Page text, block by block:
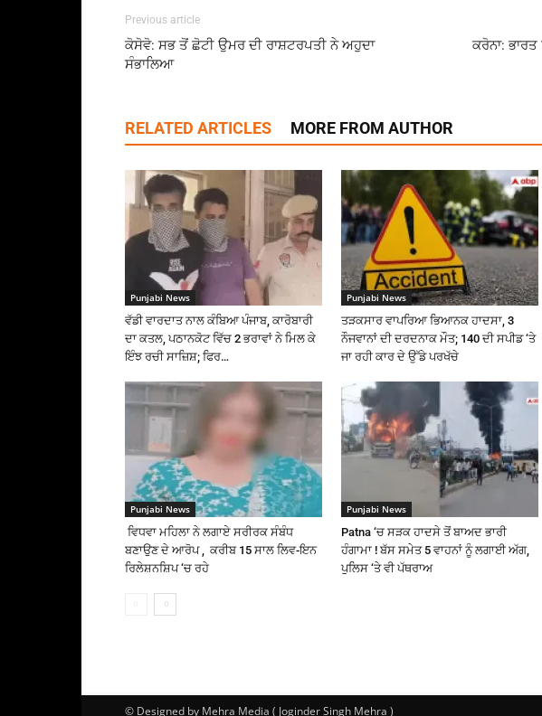
Previous article
ਕੋਸੋਵੋ: ਸਭ ਤੋਂ ਛੋਟੀ ਉਮਰ ਦੀ ਰਾਸ਼ਟਰਪਤੀ ਨੇ ਅਹੁਦਾ
ਸੰਭਾਲਿਆ
ਕਰੋਨਾ:
RELATED ARTICLES MORE FROM AUTHOR
Punjabi News
ਵੱਡੀ ਵਾਰਦਾਤ ਨਾਲ ਕੰਬਿਆ ਪੰਜਾਬ, ਕਾਰੋਬਾਰੀ
ਦਾ ਕਤਲ, ਪਠਾਨਕੋਟ ਵਿੱਚ 2 ਭਰਾਵਾਂ ਨੇ ਮਿਲ ਕੇ
ਇੰਝ ਰਚੀ ਸਾਜ਼ਿਸ਼; ਫਿਰ…
Punjabi News
ਤੜਕਸਾਰ ਵਾਪਰਿਆ ਭਿਆਨਕ ਹਾਦਸਾ, 3
ਨੌਜਵਾਨਾਂ ਦੀ ਦਰਦਨਾਕ ਮੌਤ; 140 ਦੀ ਸਪੀਡ ‘ਤੇ
ਜਾ ਰਹੀ ਕਾਰ ਦੇ ਉੱਡੇ ਪਰਖੱਚੇ
Punjabi News
ਵਿਧਵਾ ਮਹਿਲਾ ਨੇ ਲਗਾਏ ਸਰੀਰਕ ਸੰਬੰਧ
ਬਣਾਉਣ ਦੇ ਆਰੋਪ , ਕਰੀਬ 15 ਸਾਲ ਲਿਵ-ਇਨ
ਰਿਲੇਸ਼ਨਸ਼ਿਪ ‘ਚ ਰਹੇ
Punjabi News
Patna ‘ਚ ਸੜਕ ਹਾਦਸੇ ਤੋਂ ਬਾਅਦ ਭਾਰੀ
ਹੰਗਾਮਾ ! ਬੱਸ ਸਮੇਤ 5 ਵਾਹਨਾਂ ਨੂੰ ਲਗਾਈ ਅੱਗ,
ਪੁਲਿਸ ‘ਤੇ ਵੀ ਪੱਥਰਾਅ
© Designed by Mehra Media ( Joginder Singh Mehra )